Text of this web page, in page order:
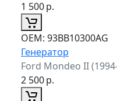
1 500р.
ОЕМ: 93BB10300AG
Генератор
Ford Mondeo II
2 500р.